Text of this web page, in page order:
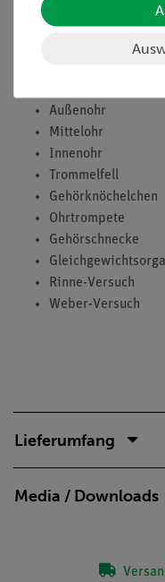
Lernziele
Knochenleitung
Außenohr
Mittelohr
Innenohr
Trommelfell
Gehörknöchelchen
Ohrtrompete
Gehörschnecke
Rinne-Versuch
Weber-Versuch
Lieferumfang
Media / Downloads